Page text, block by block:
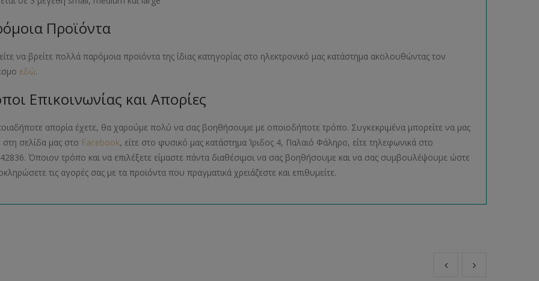
Προϊόντα
να βρείτε πολλά παρόμοια προϊόντα της ίδιας κατηγορίας στο ηλεκτρονικό μας κατάστημα ακολουθώντας τον
εδώ.
Επικοινωνίας και Απορίες
απορία έχετε, θα χαρούμε πολύ να σας βοηθήσουμε με οποιοδήποτε τρόπο. Συγκεκριμένα μπορείτε να μας
στη σελίδα μας στο Facebook, είτε στο φυσικό μας κατάστημα Ίριδος 4, Παλαιό Φάληρο, είτε τηλεφωνικά στο
Όποιον τρόπο και να επιλέξετε είμαστε πάντα διαθέσιμοι να σας βοηθήσουμε και να σας συμβουλέψουμε ώστε
τις αγορές σας με τα προϊόντα που πραγματικά χρειάζεστε και επιθυμείτε.